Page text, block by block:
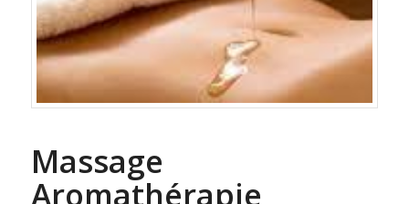
Massage
Aromathérapie